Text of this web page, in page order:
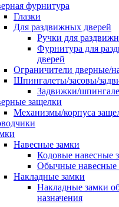
фурнитура
Глазки
Для раздвижных дверей
Ручки для
Фурнитура для
дверей
Ограничители дверные/
Шпингалеты/засовы/
Задвижки/
защелки
Механизмы/корпуса
Навесные замки
Кодовые навесные
Обычные навесные
Накладные замки
Накладные замки
назначения